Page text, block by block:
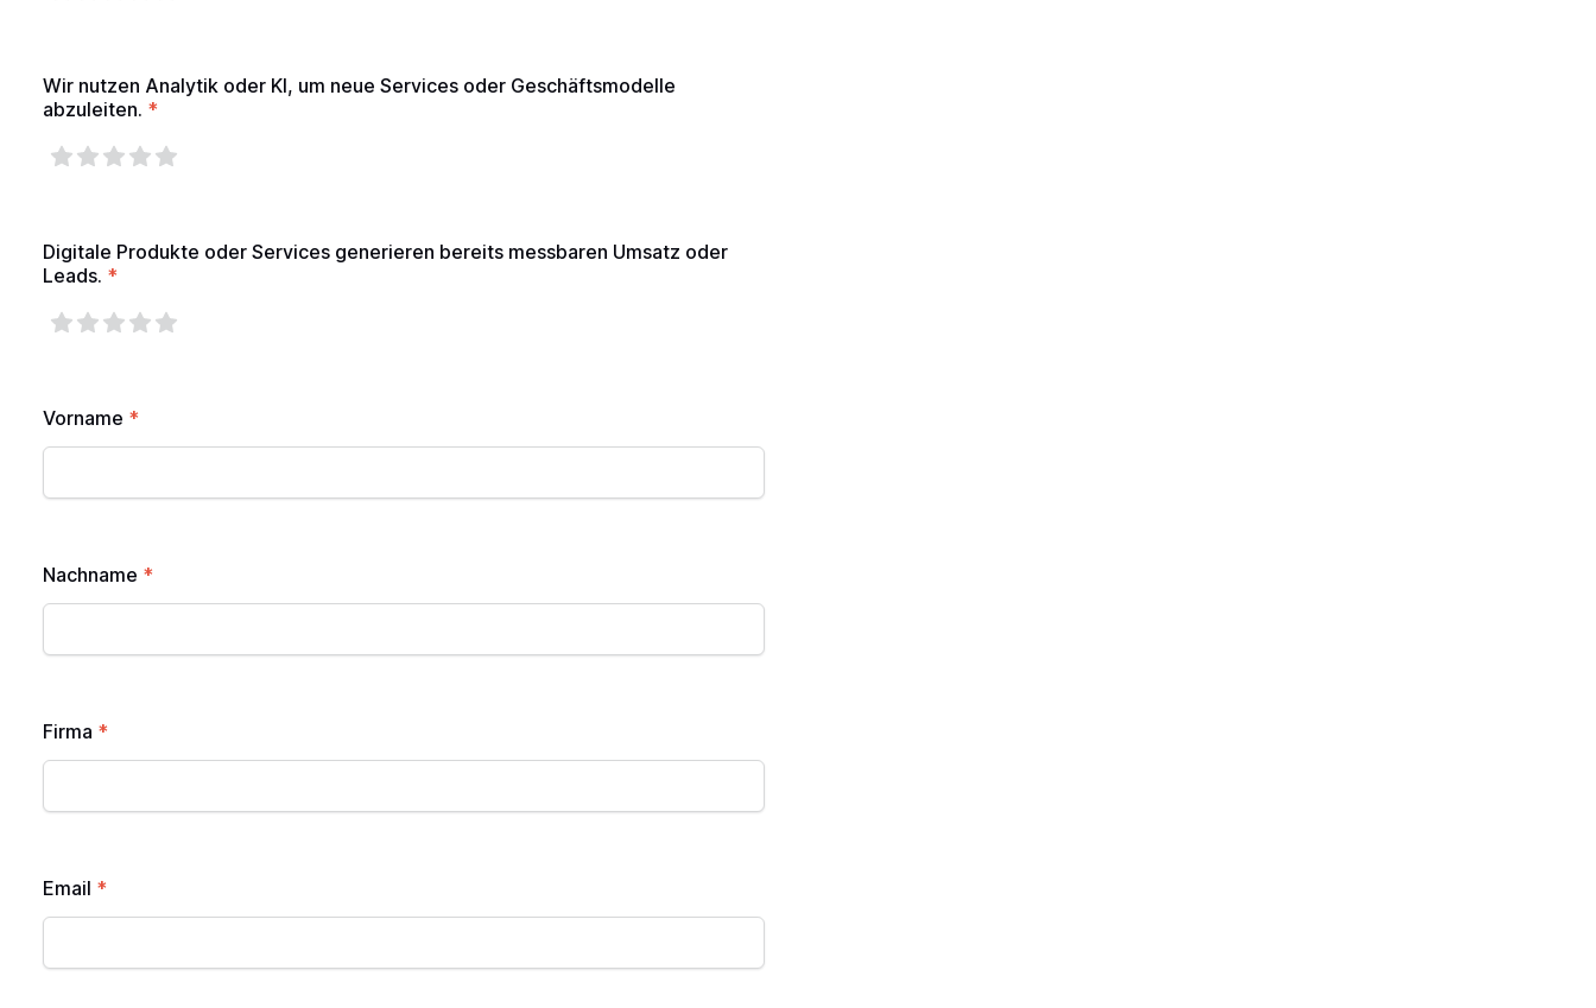
Wir nutzen Analytik oder KI, um neue Services oder Geschäftsmodelle
abzuleiten. *
Digitale Produkte oder Services generieren bereits messbaren Umsatz oder
Leads. *
Vorname *
Nachname *
Firma *
Email *